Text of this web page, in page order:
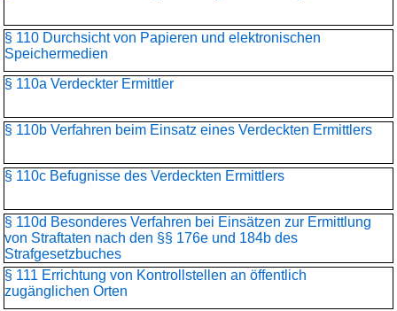
§ 110 Durchsicht von Papieren und elektronischen
Speichermedien
§ 110a Verdeckter Ermittler
§ 110b Verfahren beim Einsatz eines Verdeckten Ermittlers
§ 110c Befugnisse des Verdeckten Ermittlers
§ 110d Besonderes Verfahren bei Einsätzen zur Ermittlung
von Straftaten nach den §§ 176e und 184b des
Strafgesetzbuches
§ 111 Errichtung von Kontrollstellen an öffentlich
zugänglichen Orten